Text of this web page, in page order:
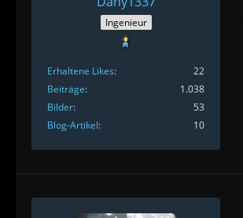
Ingenieur
Erhaltene Likes
22
Beiträge
1.038
Bilder
53
Blog-Artikel
10